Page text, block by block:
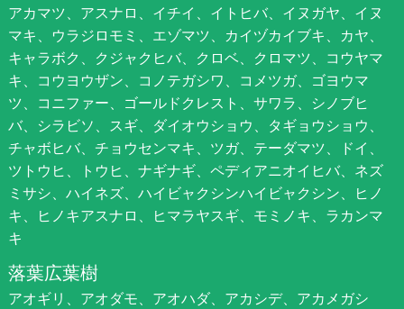
アカマツ、アスナロ、イチイ、イトヒバ、イヌガヤ、イヌ
マキ、ウラジロモミ、エゾマツ、カイヅカイブキ、カヤ、
キャラボク、クジャクヒバ、クロベ、クロマツ、コウヤマ
キ、コウヨウザン、コノテガシワ、コメツガ、ゴヨウマ
ツ、コニファー、ゴールドクレスト、サワラ、シノブヒ
バ、シラビソ、スギ、ダイオウショウ、タギョウショウ、
チャボヒバ、チョウセンマキ、ツガ、テーダマツ、ドイ、
ツトウヒ、トウヒ、ナギナギ、ペディアニオイヒバ、ネズ
ミサシ、ハイネズ、ハイビャクシンハイビャクシン、ヒノ
キ、ヒノキアスナロ、ヒマラヤスギ、モミノキ、ラカンマ
キ
落葉広葉樹
アオギリ、アオダモ、アオハダ、アカシデ、アカメガシ